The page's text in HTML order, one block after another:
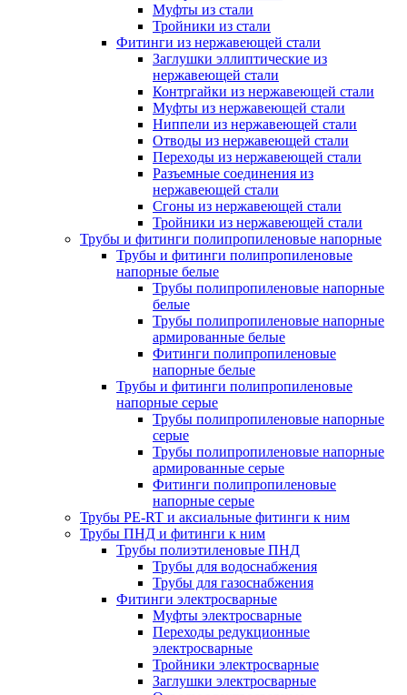
Муфты из стали
Тройники из стали
Фитинги из нержавеющей стали
Заглушки эллиптические из
нержавеющей стали
Контргайки из нержавеющей стали
Муфты из нержавеющей стали
Ниппели из нержавеющей стали
Отводы из нержавеющей стали
Переходы из нержавеющей стали
Разъемные соединения из
нержавеющей стали
Сгоны из нержавеющей стали
Тройники из нержавеющей стали
Трубы и фитинги полипропиленовые напорные
Трубы и фитинги полипропиленовые
напорные белые
Трубы полипропиленовые напорные
белые
Трубы полипропиленовые напорные
армированные белые
Фитинги полипропиленовые
напорные белые
Трубы и фитинги полипропиленовые
напорные серые
Трубы полипропиленовые напорные
серые
Трубы полипропиленовые напорные
армированные серые
Фитинги полипропиленовые
напорные серые
Трубы PE-RT и аксиальные фитинги к ним
Трубы ПНД и фитинги к ним
Трубы полиэтиленовые ПНД
Трубы для водоснабжения
Трубы для газоснабжения
Фитинги электросварные
Муфты электросварные
Переходы редукционные
электросварные
Тройники электросварные
Заглушки электросварные